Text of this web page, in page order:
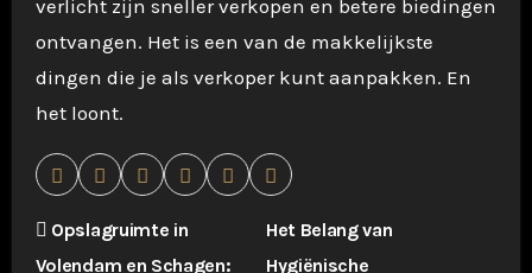
verlicht zijn sneller verkopen en betere biedingen
ontvangen. Het is een van de makkelijkste
dingen die je als verkoper kunt aanpakken. En
het loont.
BOpslagruimte in
Volendam en Schagen:
Het Belang van
Hygiënische